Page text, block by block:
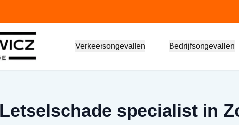
Verkeersongevallen Bedrijfsongevallen
Letselschade specialist in